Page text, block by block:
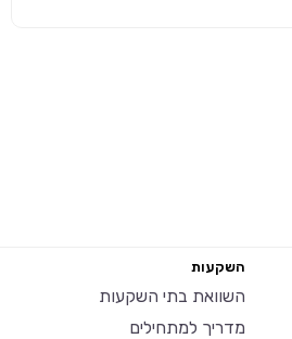
השקעות
השוואת בתי השקעות
מדריך למתחילים